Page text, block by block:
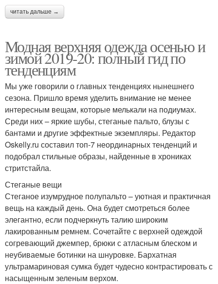
читать дальше →
Модная верхняя одежда осенью и
зимой 2019-20: полный гид по
тенденциям
Мы уже говорили о главных тенденциях нынешнего
сезона. Пришло время уделить внимание не менее
интересным вещам, которые мелькали на подиумах.
Среди них – яркие шубы, стеганые пальто, блузы с
бантами и другие эффектные экземпляры. Редактор
Oskelly.ru составил топ-7 неординарных тенденций и
подобрал стильные образы, найденные в хрониках
стритстайла.
Стеганые вещи
Стеганое изумрудное полупальто – уютная и практичная
вещь на каждый день. Она будет смотреться более
элегантно, если подчеркнуть талию широким
лакированным ремнем. Сочетайте с верхней одеждой
согревающий джемпер, брюки с атласным блеском и
неубиваемые ботинки на шнуровке. Бархатная
ультрамариновая сумка будет чудесно контрастировать с
насыщенным зеленым верхом.